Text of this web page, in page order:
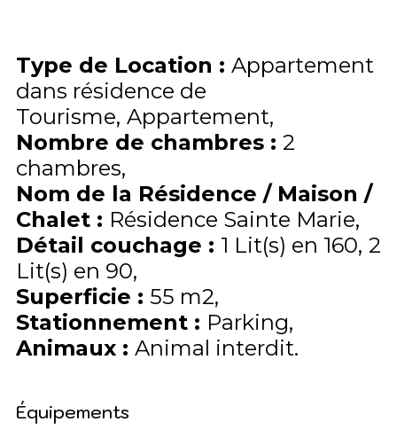
Type de Location : Appartement
dans résidence de
Tourisme Appartement
Nombre de chambres : 2
chambres
Nom de la Résidence / Maison /
Chalet : Résidence Sainte Marie
Détail couchage : 1 Lit(s) en 160 2
Lit(s) en 90
Superficie : 55 m2
Stationnement : Parking
Animaux : Animal interdit
Équipements